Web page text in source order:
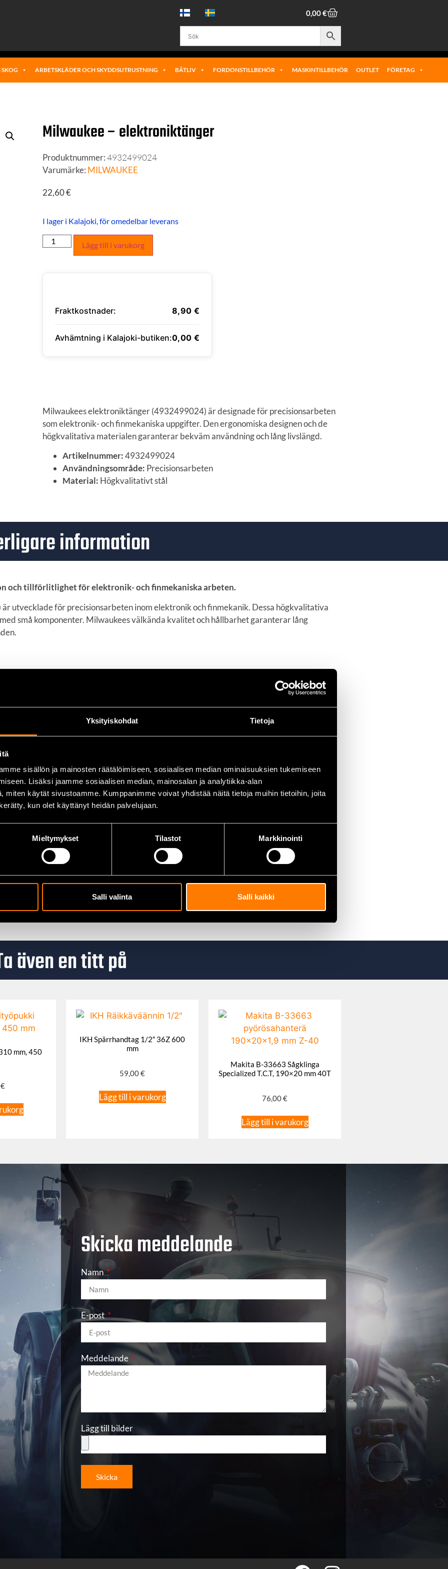
Yksityiskohdat Tietoja
sisällön ja mainosten räätälöimiseen, sosiaalisen median ominaisuuksien tukemiseen
Lisäksi jaamme sosiaalisen median, mainosalan ja analytiikka-alan
miten käytät sivustoamme. Kumppanimme voivat yhdistää näitä tietoja muihin tietoihin, joita
kun olet käyttänyt heidän palvelujaan.
Mieltymykset Tilastot Markkinointi
Salli valinta Salli kaikki
0,00€
ARBETSKLÄDER OCH SKYDDSUTRUSTNING BÅTLIV FORDONSTILLBEHÖR MASKINTILLBEHÖR OUTLET FÖRETAG
Milwaukee – elektronik­tänger
Produktnummer:4932499024
Varumärke: MILWAUKEE
22,60€
I lager i Kalajoki, för omedelbar leverans
Lägg till i varukorg
Fraktkostnader: 8,90 €
Avhämtning i Kalajoki-butiken:0,00 €
Milwaukees elektronik­tänger (4932499024) är designade för precisionsarbeten
som elektronik- och finmekaniska uppgifter. Den ergonomiska designen och de
högkvalitativa materialen garanterar bekväm användning och lång livslängd.
Artikelnummer:4932499024
Användningsområde: Precisionsarbeten
Material: Högkvalitativt stål
information
och tillförlitlighet för elektronik- och finmekaniska arbeten.
utvecklade för precisionsarbeten inom elektronik och finmekanik. Dessa högkvalitativa
små komponenter. Milwaukees välkända kvalitet och hållbarhet garanterar lång
arbeten där små delar behöver hanteras.
belastningen vid långvarigt bruk.
lång livslängd.
och smyckesarbeten.
även en titt på
mm, 450
€
IKH Spärrhandtag 1/2″ 36Z 600
mm
59,00€
Lägg till i varukorg
Makita B-33663 Sågklinga
Specialized T.C.T, 190×20 mm 40T
76,00€
Lägg till i varukorg
Skicka meddelande
Namn
E-post
Meddelande
Lägg till bilder
Skicka